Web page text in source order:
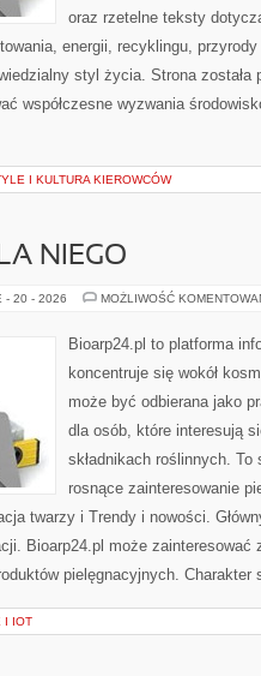
oraz rzetelne teksty
energii, recyklingu,
styl życia. Strona została
współczesne wyzwania
I KULTURA KIEROWCÓW
NIEGO
- 20 - 2026 MOŻLIWOŚĆ
Bioarp24.pl to platforma
koncentruje się wokół
może być odbierana jako
dla osób, które interesują
składnikach roślinnych.
rosnące zainteresowanie
twarzy i Trendy i nowości.
Bioarp24.pl może zainteresować
pielęgnacyjnych.
I IOT